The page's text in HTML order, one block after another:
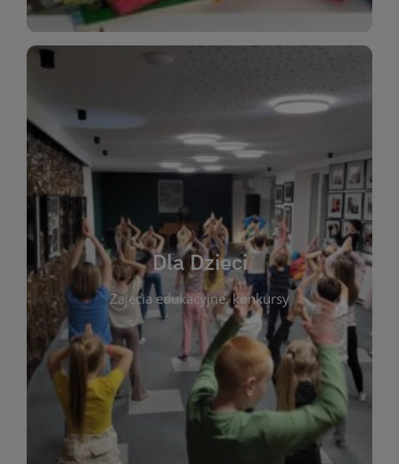
Dla Dzieci
Zajęcia edukacyjne, konkursy
Dla Dzieci
To miejsce stworzone z myślą o najmłodszych
czytelnikach i ich rodzicach. Znajdziesz tu
informacje o zajęciach edukacyjnych, konkursach
plastycznych i spotkaniach z autorami książek dla
dzieci. Biblioteka oferuje bogaty wybór bajek,
opowiadań i lektur szkolnych, a także przyjazny
kącik do wspólnego czytania. Pragniemy
rozbudzać miłość do książek od najmłodszych lat.
Zapraszamy do wspólnej zabawy i odkrywania
świata literatury!
WIĘCEJ